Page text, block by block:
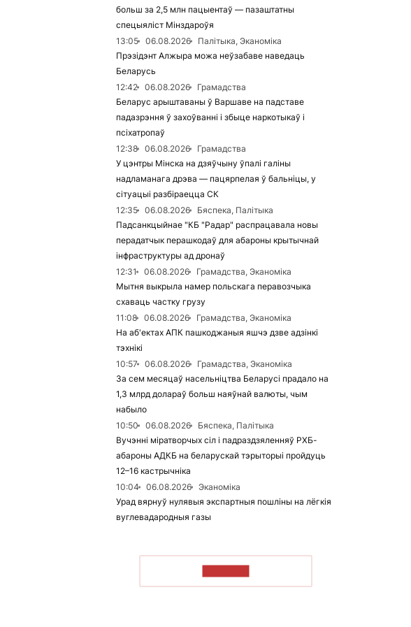
больш за 2,5 млн пацыентаў — пазаштатны
спецыяліст Мінздароўя
13:05
06.08.2026
Палітыка, Эканоміка
Прэзідэнт Алжыра можа неўзабаве наведаць
Беларусь
12:42
06.08.2026
Грамадства
Беларус арыштаваны ў Варшаве на падставе
падазрэння ў захоўванні і збыце наркотыкаў і
псіхатропаў
12:38
06.08.2026
Грамадства
У цэнтры Мінска на дзяўчыну ўпалі галіны
надламанага дрэва — пацярпелая ў бальніцы, у
сітуацыі разбіраецца СК
12:35
06.08.2026
Бяспека, Палітыка
Падсанкцыйнае "КБ "Радар" распрацавала новы
перадатчык перашкодаў для абароны крытычнай
інфраструктуры ад дронаў
12:31
06.08.2026
Грамадства, Эканоміка
Мытня выкрыла намер польскага перавозчыка
схаваць частку грузу
11:08
06.08.2026
Грамадства, Эканоміка
На аб'ектах АПК пашкоджаныя яшчэ дзве адзінкі
тэхнікі
10:57
06.08.2026
Грамадства, Эканоміка
За сем месяцаў насельніцтва Беларусі прадало на
1,3 млрд долараў больш наяўнай валюты, чым
набыло
10:50
06.08.2026
Бяспека, Палітыка
Вучэнні міратворчых сіл і падраздзяленняў РХБ-
абароны АДКБ на беларускай тэрыторыі пройдуць
12–16 кастрычніка
10:04
06.08.2026
Эканоміка
Урад вярнуў нулявыя экспартныя пошліны на лёгкія
вуглевадародныя газы